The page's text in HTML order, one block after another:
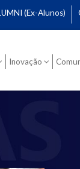
(Ex-Alunos)
Inovação